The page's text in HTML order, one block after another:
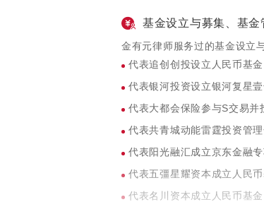
文思信息技术有限公司（纽
商中国律师提供法律服务；
中华数字电视控股公司（纽
律服务；
完美时空有限公司登陆美国
基金设立与募集、基金
金有元律师服务过的基金设立
代表追创创投设立人民币基金
代表银河投资设立银河复星
代表大都会保险参与S交易并
代表共青城动能雷霆投资管
代表阳光融汇成立京东金融专
代表五彊星耀资本成立人民币
代表名川资本成立人民币基金